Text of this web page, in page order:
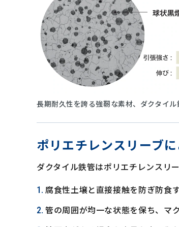
長期耐久性を誇る強靭な素材、ダクタイル
ポリエチレンスリーブ
ダクタイル鉄管はポリエチレンスリ
腐食性土壌と直接接触を防ぎ防食す
管の周囲が均一な状態を保ち、マ